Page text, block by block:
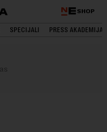
SHOP
SPECIJALI PRESS AKADEMIJA